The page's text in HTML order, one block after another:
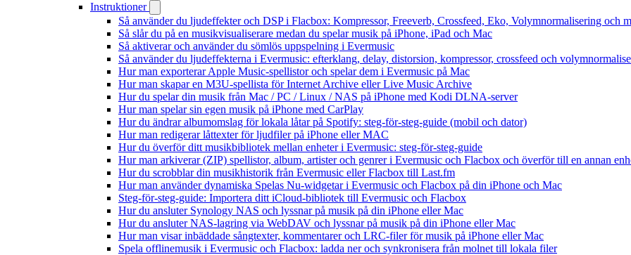
Instruktioner
Så använder du ljudeffekter och DSP i Flacbox: Kompressor, Freeverb, Crossfeed, Eko, Volymnormalisering och
Så slår du på en musikvisualiserare medan du spelar musik på iPhone, iPad och Mac
Så aktiverar och använder du sömlös uppspelning i Evermusic
Så använder du ljudeffekterna i Evermusic: efterklang, delay, distorsion, kompressor, crossfeed och
Hur man exporterar Apple Music-spellistor och spelar dem i Evermusic på Mac
Hur man skapar en M3U-spellista för Internet Archive eller Live Music Archive
Hur du spelar din musik från Mac / PC / Linux / NAS på iPhone med Kodi DLNA-server
Hur man spelar sin egen musik på iPhone med CarPlay
Hur du ändrar albumomslag för lokala låtar på Spotify: steg-för-steg-guide (mobil och dator)
Hur man redigerar låttexter för ljudfiler på iPhone eller MAC
Hur du överför ditt musikbibliotek mellan enheter i Evermusic: steg-för-steg-guide
Hur man arkiverar (ZIP) spellistor, album, artister och genrer i Evermusic och Flacbox och överför till en annan
Hur du scrobblar din musikhistorik från Evermusic eller Flacbox till Last.fm
Hur man använder dynamiska Spelas Nu-widgetar i Evermusic och Flacbox på din iPhone och Mac
Steg-för-steg-guide: Importera ditt iCloud-bibliotek till Evermusic och Flacbox
Hur du ansluter Synology NAS och lyssnar på musik på din iPhone eller Mac
Hur du ansluter NAS-lagring via WebDAV och lyssnar på musik på din iPhone eller Mac
Hur man visar inbäddade sångtexter, kommentarer och LRC-filer för musik på iPhone eller Mac
Spela offlinemusik i Evermusic och Flacbox: ladda ner och synkronisera från molnet till lokala filer